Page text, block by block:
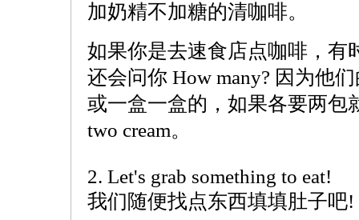
加奶精不加糖的清咖啡。
如果你是去速食店点咖啡，有
还会问你 How many? 因为他
或一盒一盒的，如果各要两包
two cream。
2. Let's grab something to eat!
我们随便找点东西填填肚子吧!